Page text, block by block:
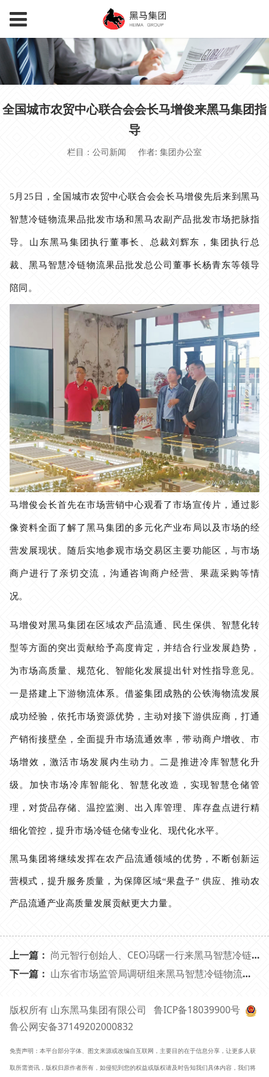
全国城市农贸中心联合会会长马增俊来黑马集团指
导
栏目：公司新闻 作者: 集团办公室
5月25日，全国城市农贸中心联合会会长马增俊先后来到黑马
智慧冷链物流果品批发市场和黑马农副产品批发市场把脉指
导。山东黑马集团执行董事长、总裁刘辉东，集团执行总
裁、黑马智慧冷链物流果品批发总公司董事长杨青东等领导
陪同 。
马增俊会长首先在市场营销中心观看了市场宣传片，通过影
像资料全面了解了黑马集团的多元化产业布局以及市场的经
营发展现状。 随后实地参观市场交易区主要功能区，与市场
商户进行了亲切交流，沟通咨询商户经营、果蔬采购等情
况。
马增俊对黑马集团在区域农产品流通、民生保供、智慧化转
型等方面的突出贡献给予高度肯定，并结合行业发展趋势，
为市场高质量、规范化、智能化发展提出针对性指导意见。
一是搭建上下游物流体系。借鉴集团成熟的公铁海物流发展
成功经验 ，依托市场资源优势，主动对接下游供应商，打通
产销衔接壁垒，全面提升市场流通效率，带动商户增收、市
场增效，激活市场发展内生动力。 二是推进冷库智慧化升
级。 加快市场冷库智能化、智慧化改造，实现智慧仓储管
理，对货品存储、温控监测、出入库管理、库存盘点进行精
细化管控，提升市场冷链仓储专业化、现代化水平。
黑马集团将继续发挥在农产品流通领域的优势，不断创新运
营模式，提升服务质量，为保障区域“果盘子” 供应、推动农
产品流通产业高质量发展贡献更大力量。
上一篇： 尚元智行创始人、CEO冯曙一行来黑马智慧冷链物流果品批发市场考察交流
下一篇： 山东省市场监管局调研组来黑马智慧冷链物流果品批发市场调研
版权所有 山东黑马集团有限公司 鲁ICP备18039900号
鲁公网安备37149202000832
免责声明：本平台部分字体、图文来源或改编自互联网，主要目的在于信息分享，让更多人获
取所需资讯，版权归原作者所有，如侵犯到您的权益或版权请及时告知我们具体内容，我们将